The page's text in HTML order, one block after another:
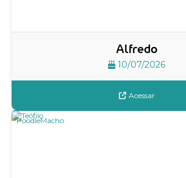
Alfredo
10/07/2026
Acessar
PoodleMacho